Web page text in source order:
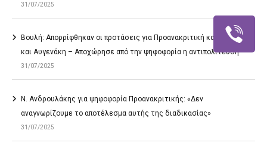
31/07/2025
Βουλή: Απορρίφθηκαν οι προτάσεις για Προανακριτική κατά Βορίδη
και Αυγενάκη – Αποχώρησε από την ψηφοφορία η αντιπολίτευση
31/07/2025
Ν. Ανδρουλάκης για ψηφοφορία Προανακριτικής: «Δεν
αναγνωρίζουμε το αποτέλεσμα αυτής της διαδικασίας»
31/07/2025